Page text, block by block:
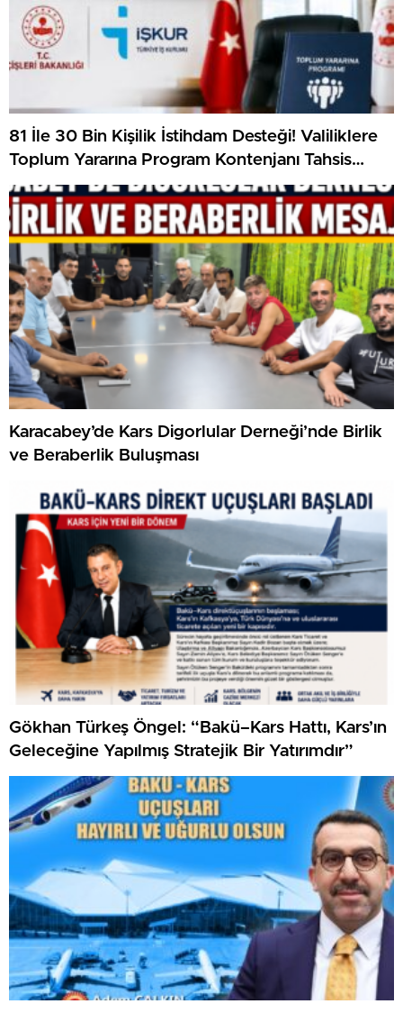
81 İle 30 Bin Kişilik İstihdam Desteği! Valiliklere
Toplum Yararına Program Kontenjanı Tahsis
Edilecek
Karacabey’de Kars Digorlular Derneği’nde Birlik
ve Beraberlik Buluşması
Gökhan Türkeş Öngel: “Bakü–Kars Hattı, Kars’ın
Geleceğine Yapılmış Stratejik Bir Yatırımdır”